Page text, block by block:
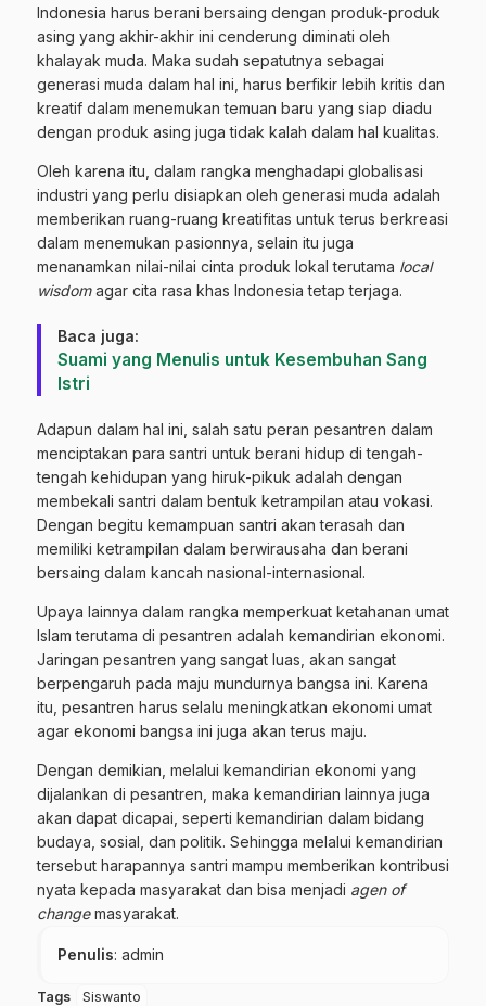
Indonesia harus berani bersaing dengan produk-produk
asing yang akhir-akhir ini cenderung diminati oleh
khalayak muda. Maka sudah sepatutnya sebagai
generasi muda dalam hal ini, harus berfikir lebih kritis dan
kreatif dalam menemukan temuan baru yang siap diadu
dengan produk asing juga tidak kalah dalam hal kualitas.
Oleh karena itu, dalam rangka menghadapi globalisasi
industri yang perlu disiapkan oleh generasi muda adalah
memberikan ruang-ruang kreatifitas untuk terus berkreasi
dalam menemukan pasionnya, selain itu juga
menanamkan nilai-nilai cinta produk lokal terutama local
wisdomagar cita rasa khas Indonesia tetap terjaga.
Baca juga:
Suami yang Menulis untuk Kesembuhan Sang
Istri
Adapun dalam hal ini, salah satu peran pesantren dalam
menciptakan para santri untuk berani hidup di tengah-
tengah kehidupan yang hiruk-pikuk adalah dengan
membekali santri dalam bentuk ketrampilan atau vokasi.
Dengan begitu kemampuan santri akan terasah dan
memiliki ketrampilan dalam berwirausaha dan berani
bersaing dalam kancah nasional-internasional.
Upaya lainnya dalam rangka memperkuat ketahanan umat
Islam terutama di pesantren adalah kemandirian ekonomi.
Jaringan pesantren yang sangat luas, akan sangat
berpengaruh pada maju mundurnya bangsa ini. Karena
itu, pesantren harus selalu meningkatkan ekonomi umat
agar ekonomi bangsa ini juga akan terus maju.
Dengan demikian, melalui kemandirian ekonomi yang
dijalankan di pesantren, maka kemandirian lainnya juga
akan dapat dicapai, seperti kemandirian dalam bidang
budaya, sosial, dan politik. Sehingga melalui kemandirian
tersebut harapannya santri mampu memberikan kontribusi
nyata kepada masyarakat dan bisa menjadi agen of
changemasyarakat.
Penulis: admin
Tags Siswanto